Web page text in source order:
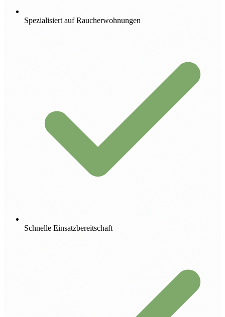
Spezialisiert auf Raucherwohnungen
Schnelle Einsatzbereitschaft